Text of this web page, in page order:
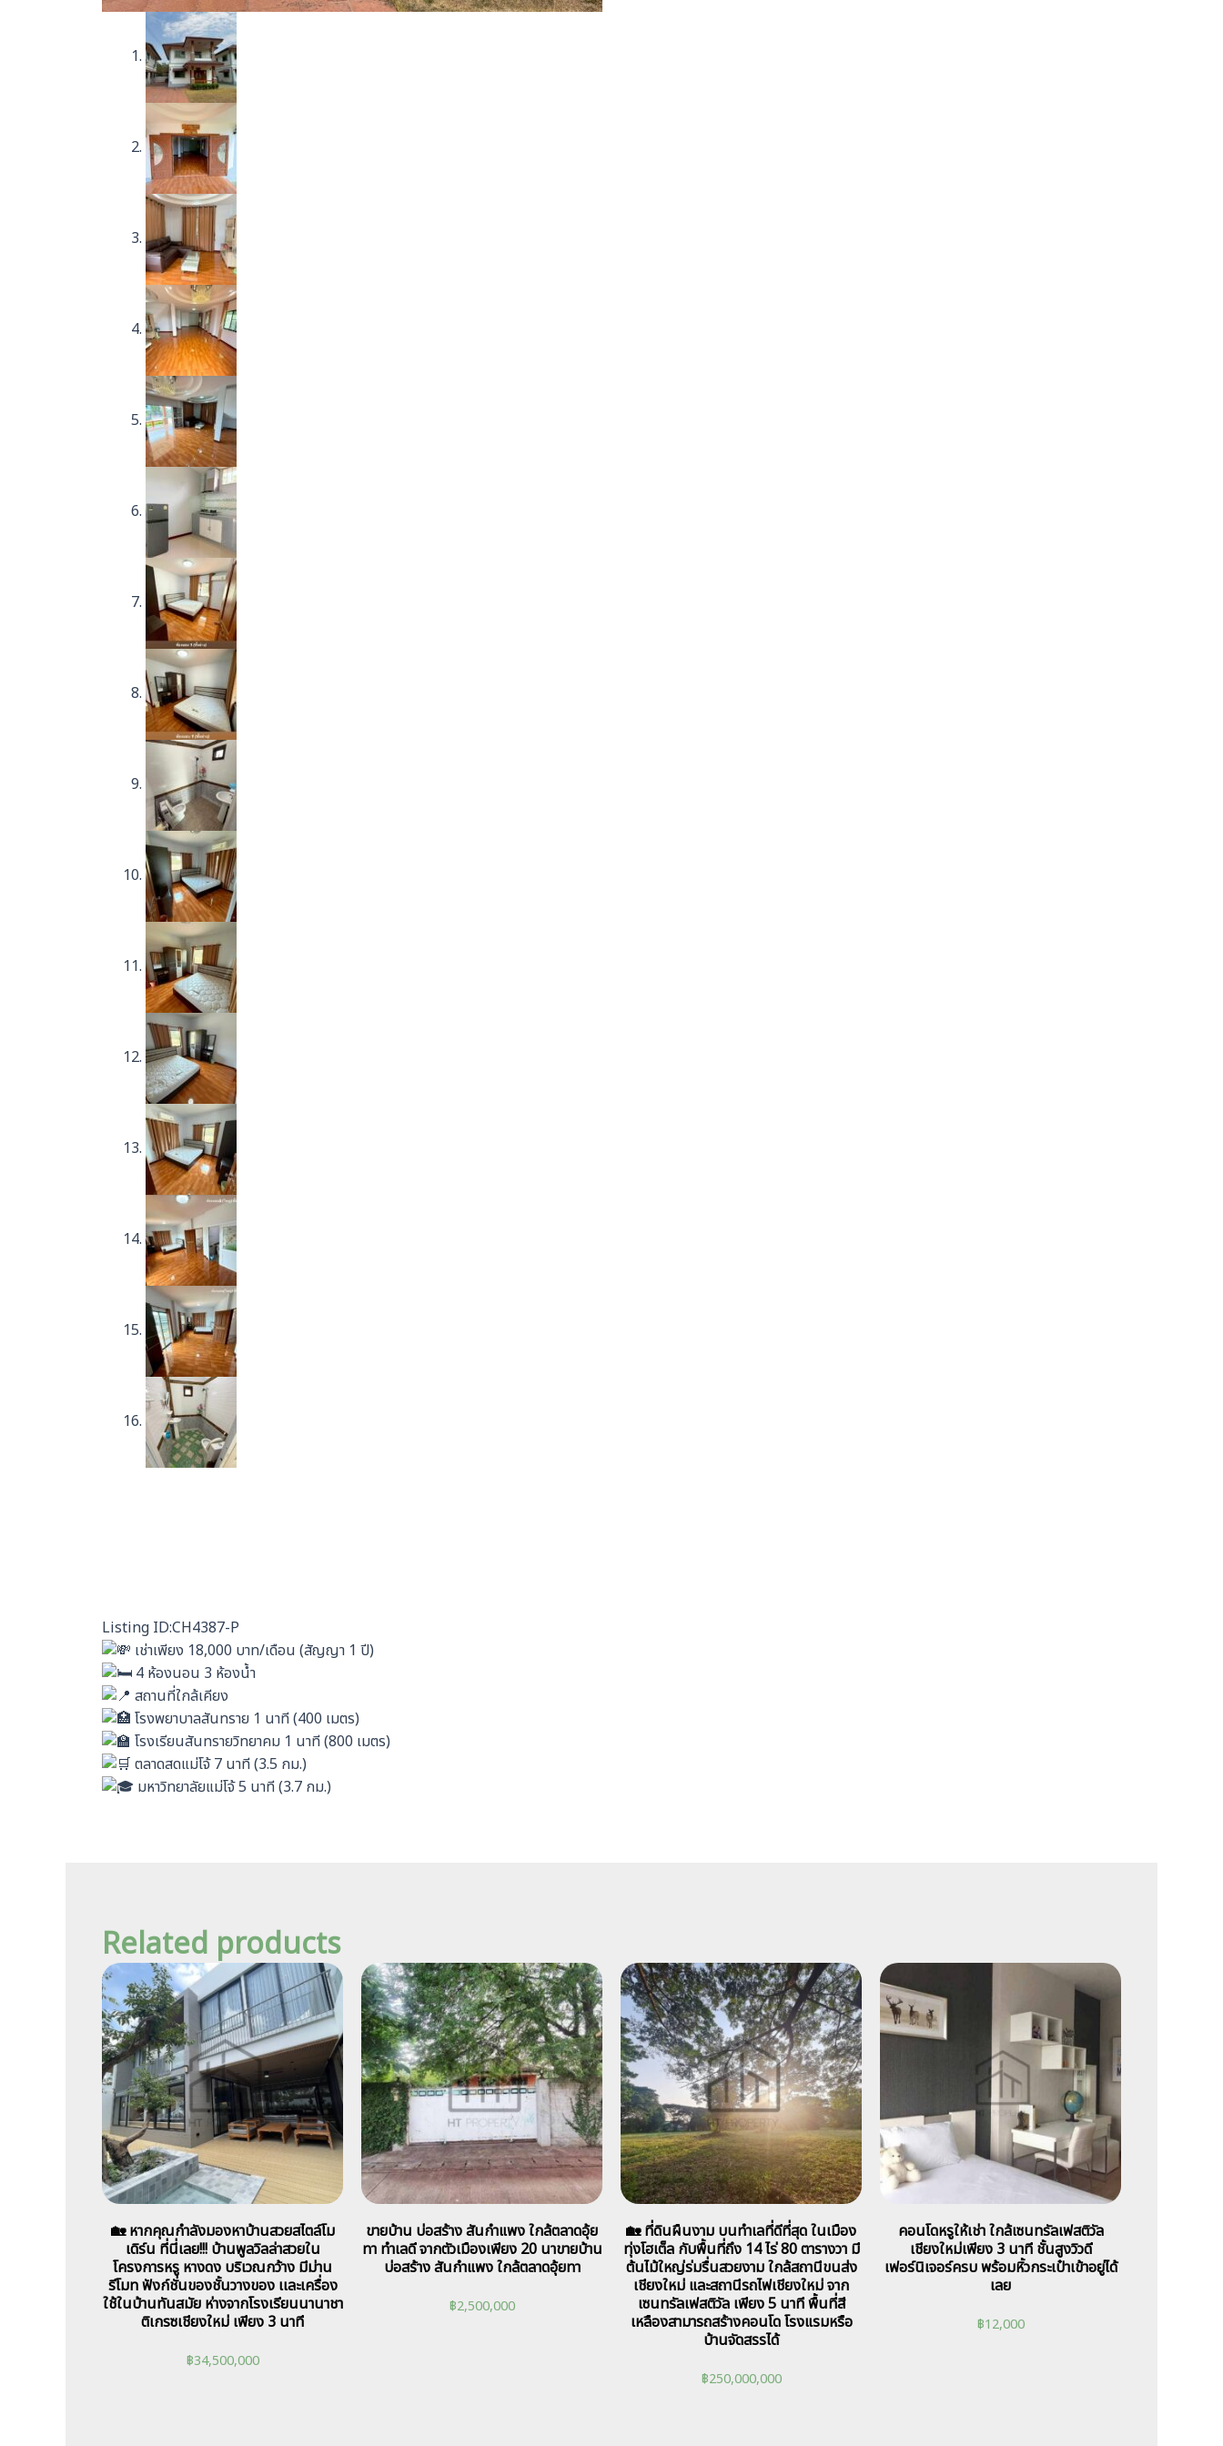
Listing ID:CH4387-P
เช่าเพียง 18,000 บาท/เดือน (สัญญา 1 ปี)
4 ห้องนอน 3 ห้องน้ำ
สถานที่ใกล้เคียง
โรงพยาบาลสันทราย 1 นาที (400 เมตร)
โรงเรียนสันทรายวิทยาคม 1 นาที (800 เมตร)
ตลาดสดแม่โจ้ 7 นาที (3.5 กม.)
มหาวิทยาลัยแม่โจ้ 5 นาที (3.7 กม.)
Related products
🏡 หากคุณกำลังมองหาบ้านสวยสไตล์โม
เดิร์น ที่นี่เลย!!! บ้านพูลวิลล่าสวยใน
โครงการหรู หางดง บริเวณกว้าง มีม่าน
รีโมท ฟังก์ชั่นของชั้นวางของ เเละเครื่อง
ใช้ในบ้านทันสมัย ห่างจากโรงเรียนนานาชา
ติเกรซเชียงใหม่ เพียง 3 นาที
฿34,500,000
ขายบ้าน บ่อสร้าง สันกำแพง ใกล้ตลาดอุ้ย
ทา ทำเลดี จากตัวเมืองเพียง 20 นาขายบ้าน
บ่อสร้าง สันกำแพง ใกล้ตลาดอุ้ยทา
฿2,500,000
🏡 ที่ดินผืนงาม บนทำเลที่ดีที่สุด ในเมือง
ทุ่งโฮเต็ล กับพื้นที่ถึง 14 ไร่ 80 ตารางวา มี
ต้นไม้ใหญ่ร่มรื่นสวยงาม ใกล้สถานีขนส่ง
เชียงใหม่ และสถานีรถไฟเชียงใหม่ จาก
เซนทรัลเฟสติวัล เพียง 5 นาที พื้นที่สี
เหลืองสามารถสร้างคอนโด โรงแรมหรือ
บ้านจัดสรรได้
฿250,000,000
คอนโดหรูให้เช่า ใกล้เซนทรัลเฟสติวัล
เชียงใหม่เพียง 3 นาที ชั้นสูงวิวดี
เฟอร์นิเจอร์ครบ พร้อมหิ้วกระเป๋าเข้าอยู่ได้
เลย
฿12,000